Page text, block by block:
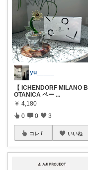
yu_____
【 ICHENDORF MILANO B
OTANICA ペー ...
￥ 4,180
0 0 3
コレ いいね